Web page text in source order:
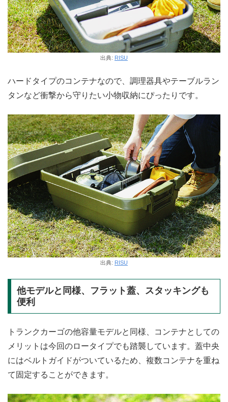
出典: RISU
ハードタイプのコンテナなので、調理器具やテーブルラン
タンなど衝撃から守りたい小物収納にぴったりです。
出典: RISU
他モデルと同様、フラット蓋、スタッキングも
便利
トランクカーゴの他容量モデルと同様、コンテナとしての
メリットは今回のロータイプでも踏襲しています。蓋中央
にはベルトガイドがついているため、複数コンテナを重ね
て固定することができます。